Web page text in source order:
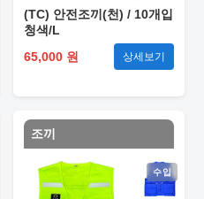
(TC) 안전조끼(천) / 10개입
청색/L
65,000 원
상세보기
조끼
수입